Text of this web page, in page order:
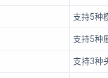
支持5种
支持5种
支持3种